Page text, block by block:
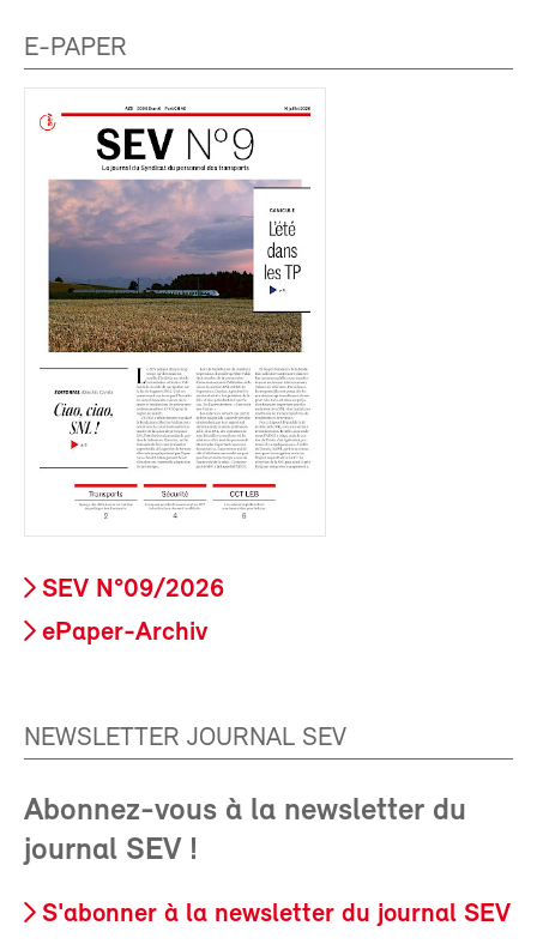
E-PAPER
SEV N°09/2026
ePaper-Archiv
NEWSLETTER JOURNAL SEV
Abonnez-vous à la newsletter du
journal SEV !
S'abonner à la newsletter du journal SEV